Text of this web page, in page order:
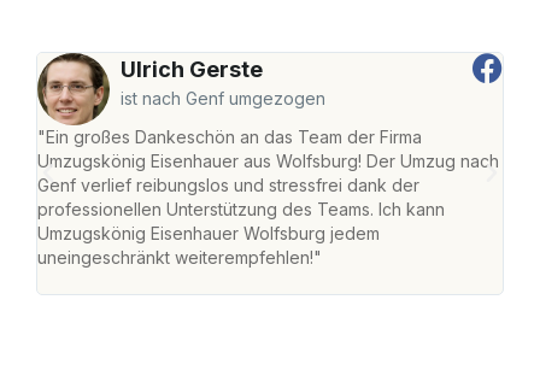
Ulrich Gerste
ist nach Genf umgezogen
"Ein großes Dankeschön an das Team der Firma
Umzugskönig Eisenhauer aus Wolfsburg! Der Umzug nach
Genf verlief reibungslos und stressfrei dank der
professionellen Unterstützung des Teams. Ich kann
Umzugskönig Eisenhauer Wolfsburg jedem
uneingeschränkt weiterempfehlen!"